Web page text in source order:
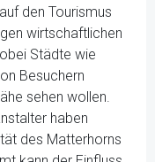
den Tourismus
wirtschaftlichen
Städte wie
Besuchern
sehen wollen.
haben
des Matterhorns